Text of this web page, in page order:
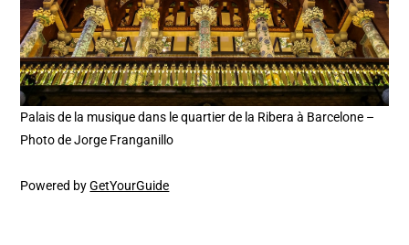
Palais de la musique dans le quartier de la Ribera à Barcelone –
Photo de Jorge Franganillo
Powered byGetYourGuide